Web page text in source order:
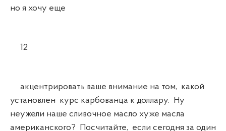
но я хочу еще
12
акцентрировать ваше внимание на том, какой
установлен курс карбованца к доллару. Ну
неужели наше сливочное масло хуже масла
американского? Посчитайте, если сегодня за один